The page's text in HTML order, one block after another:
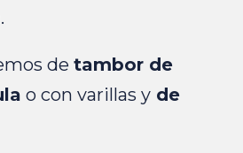
de tambor de
o con varillas yde